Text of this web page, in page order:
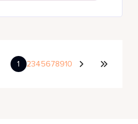
1 2345678910